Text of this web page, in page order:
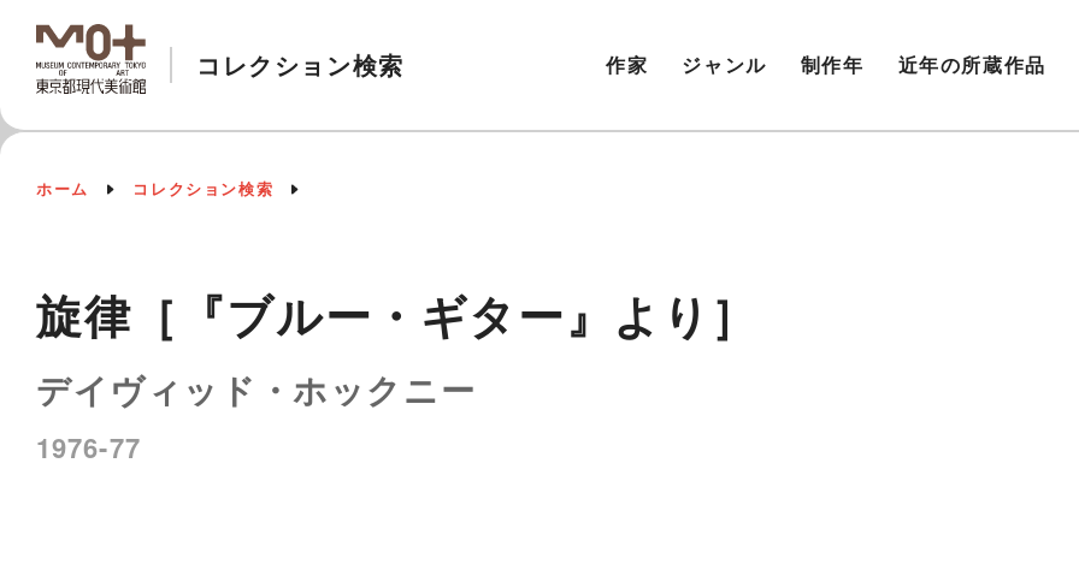
コレクション検索 作家 ジャンル 制作年 近年の所蔵作品
ホーム コレクション検索
旋律［『ブルー・ギター』より］
デイヴィッド・ホックニー
1976-77